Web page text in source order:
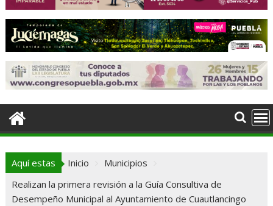
Aquí estas Inicio
Municipios
Realizan la primera revisión a la Guía Consultiva de
Desempeño Municipal al Ayuntamiento de Cuautlancingo